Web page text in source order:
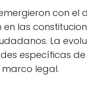
con el
las
La
específicas
legal.